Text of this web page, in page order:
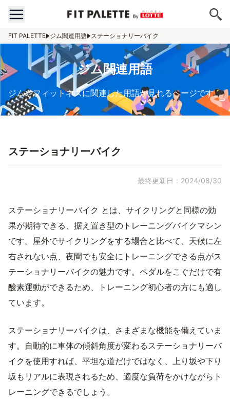
FIT PALETTE ジム関連用語 ステーショナリーバイク
ジム関連用語
ジムやフィットネスに関連した用語が見れるページです。
ステーショナリーバイク
最終更新日：2024/08/30
ステーショナリーバイク とは、サイクリングと同様の効
果が期待できる、据え置き型のトレーニングバイクマシン
です。屋外でサイクリングをする場合と比べて、天候に左
右されない点、夜間でも安全にトレーニングできる点がス
テーショナリーバイクの魅力です。ペダルをこぐだけで有
酸素運動ができるため、トレーニング初心者の方にも適し
ています。
ステーショナリーバイクは、さまざまな機能を備えていま
す。自動的に車体の傾斜角度が変わるステーショナリーバ
イクを使用すれば、平坦な道だけではなく、上り坂や下り
坂もリアルに表現されるため、適度な負荷をかけながらト
レーニングできるでしょう。